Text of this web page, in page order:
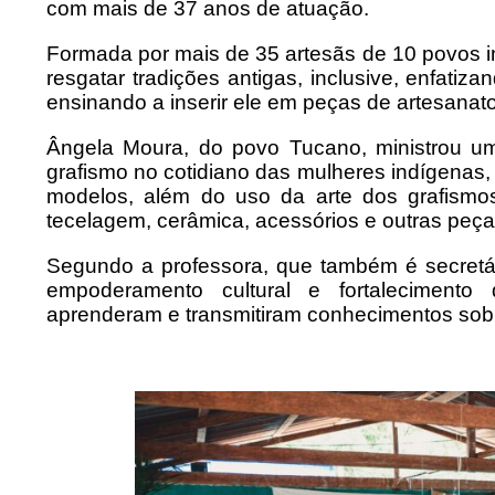
com mais de 37 anos de atuação.
Formada por mais de 35 artesãs de 10 povos
resgatar tradições antigas, inclusive,
ensinando a inserir ele em peças de
Ângela Moura, do povo Tucano, ministrou
grafismo no cotidiano das mulheres
modelos, além do uso da arte dos
tecelagem, cerâmica, acessórios e outras
Segundo a professora, que também é
empoderamento cultural e
aprenderam e transmitiram conhecimentos